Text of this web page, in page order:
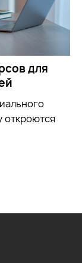
для
откроются